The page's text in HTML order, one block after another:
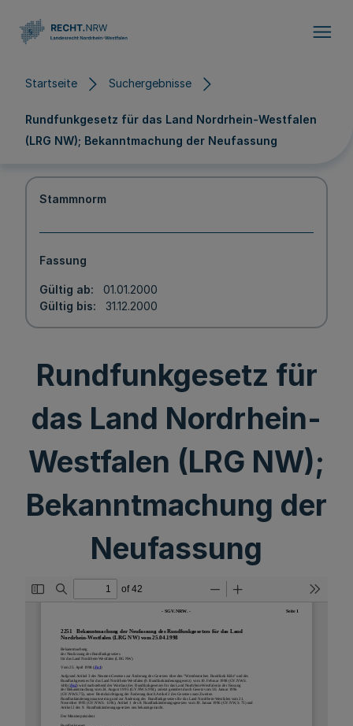
Startseite Suchergebnisse
Rundfunkgesetz für das Land Nordrhein-Westfalen
(LRG NW); Bekanntmachung der Neufassung
Stammnorm
Fassung
Gültig ab
01.01.2000
Gültig bis
31.12.2000
Rundfunkgesetz für
das Land Nordrhein-
Westfalen (LRG NW);
Bekanntmachung der
Neufassung